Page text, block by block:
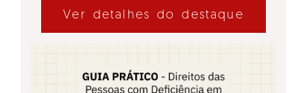
Ver detalhes do destaque